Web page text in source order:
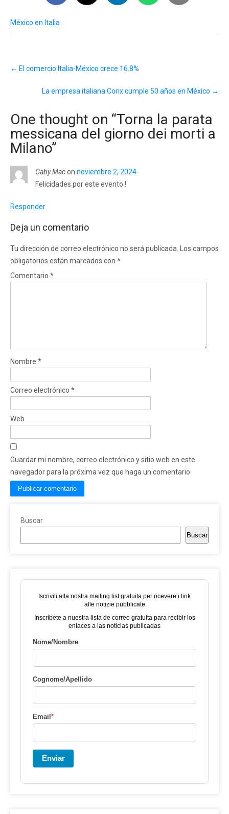
México en Italia
navigation
← El comercio Italia-México crece 16.8%
La empresa italiana Corix cumple 50 años en México →
One thought on “Torna la parata
messicana del giorno dei morti a
Milano”
Gaby Macon noviembre 2, 2024
Felicidades por este evento !
Responder
Deja un comentario
Tu dirección de correo electrónico no será publicada.
Los campos
obligatorios están marcados con *
Comentario *
Nombre *
Correo electrónico *
Web
Guardar mi nombre, correo electrónico y sitio web en este
navegador para la próxima vez que haga un comentario.
Buscar
Buscar
Iscriviti alla nostra mailing list gratuita per ricevere i link
alle notizie pubblicate
Inscríbete a nuestra lista de correo gratuita para recibir los
enlaces a las noticias publicadas
Nome/Nombre
Cognome/Apellido
Email*
Enviar